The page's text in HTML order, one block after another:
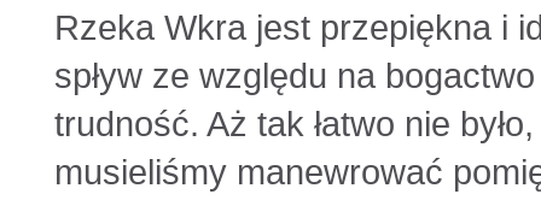
Rzeka Wkra jest przepiękna i
spływ ze względu na
trudność. Aż tak łatwo nie
musieliśmy manewrować